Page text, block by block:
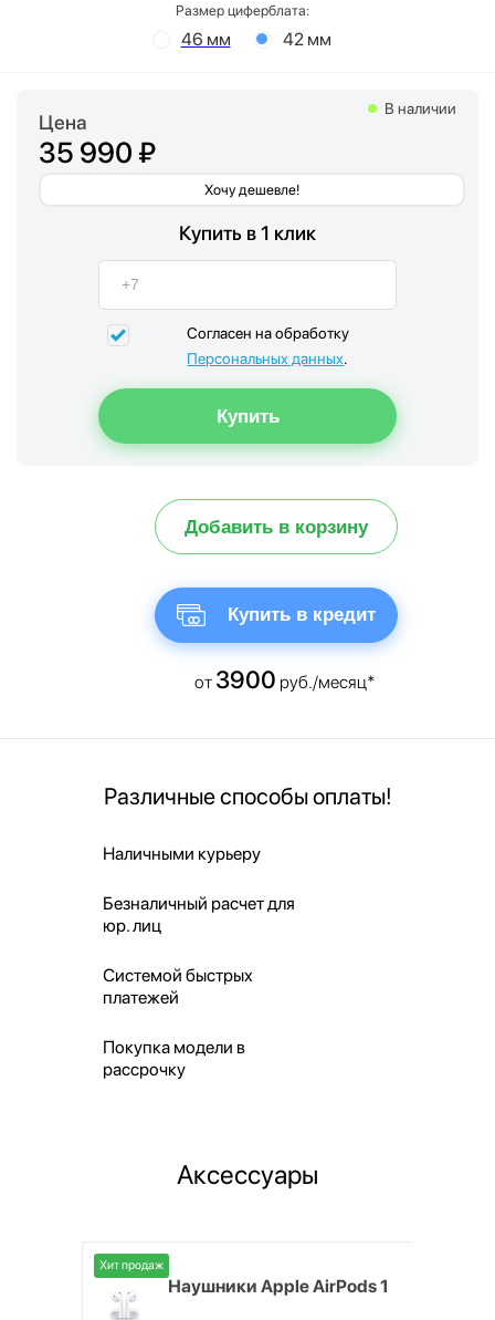
Размер циферблата:
46 мм 42 мм
Цена
35 990 ₽
Хочу дешевле!
В наличии
Купить в 1 клик
Согласен на обработку
Персональных данных.
Добавить в корзину
Купить в кредит
от 3900 руб./месяц*
Различные способы оплаты!
Наличными курьеру
Безналичный расчет для
юр. лиц
Системой быстрых
платежей
Покупка модели в
рассрочку
Аксессуары
Хит продаж
Наушники Apple AirPods 1